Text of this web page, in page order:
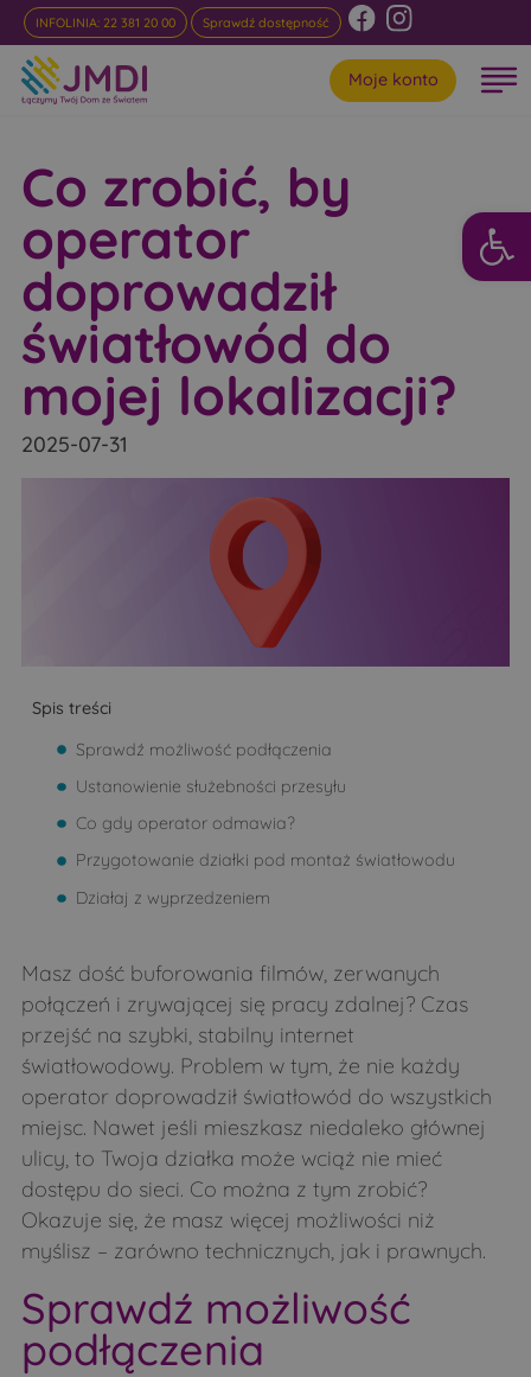
INFOLINIA: 22 381 20 00 Sprawdź dostępność
Moje konto
Co zrobić, by
operator
doprowadził
światłowód do
mojej lokalizacji?
2025-07-31
Spis treści
Sprawdź możliwość podłączenia
Ustanowienie służebności przesyłu
Co gdy operator odmawia?
Przygotowanie działki pod montaż światłowodu
Działaj z wyprzedzeniem
Masz dość buforowania filmów, zerwanych
połączeń i zrywającej się pracy zdalnej? Czas
przejść na szybki, stabilny internet
światłowodowy. Problem w tym, że nie każdy
operator doprowadził światłowód do wszystkich
miejsc. Nawet jeśli mieszkasz niedaleko głównej
ulicy, to Twoja działka może wciąż nie mieć
dostępu do sieci. Co można z tym zrobić?
Okazuje się, że masz więcej możliwości niż
myślisz – zarówno technicznych, jak i prawnych.
Sprawdź możliwość
podłączenia